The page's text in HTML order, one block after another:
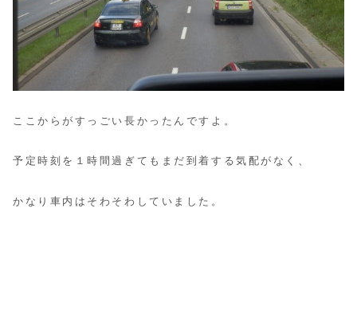
ここからがすっごい長かったんですよ。
予定時刻を１時間過ぎてもまだ到着する気配がなく、
かなり車内はそわそわしていました。